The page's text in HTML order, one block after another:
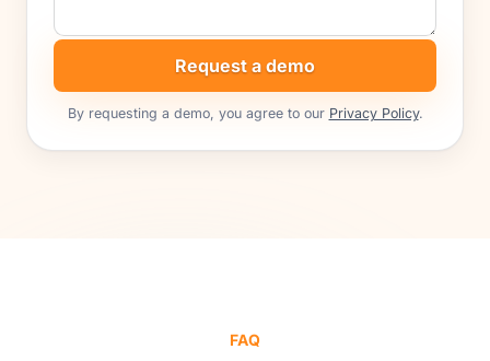
Request a demo
By requesting a demo, you agree to our Privacy Policy.
FAQ